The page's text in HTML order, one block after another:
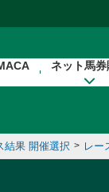
ネット馬券
結果 開催選択 > レー